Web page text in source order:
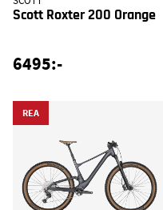
Scott Roxter 200 Orange
6495:-
REA